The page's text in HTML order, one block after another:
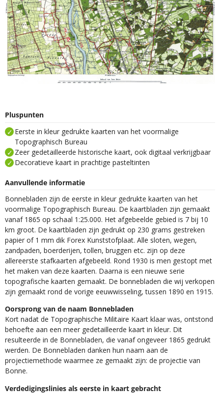
Pluspunten
Eerste in kleur gedrukte kaarten van het voormalige
Topographisch Bureau
Zeer gedetailleerde historische kaart, ook digitaal verkrijgbaar
Decoratieve kaart in prachtige pasteltinten
Aanvullende informatie
Bonnebladen zijn de eerste in kleur gedrukte kaarten van het
voormalige Topographisch Bureau. De kaartbladen zijn gemaakt
vanaf 1865 op schaal 1:25.000. Het afgebeelde gebied is 7 bij 10
km groot. De kaartbladen zijn gedrukt op 230 grams gestreken
papier of 1 mm dik Forex Kunststofplaat. Alle sloten, wegen,
zandpaden, boerderijen, tollen, bruggen etc. zijn op deze
allereerste stafkaarten afgebeeld. Rond 1930 is men gestopt met
het maken van deze kaarten. Daarna is een nieuwe serie
topografische kaarten gemaakt. De bonnebladen die wij verkopen
zijn gemaakt rond de vorige eeuwwisseling, tussen 1890 en 1915.
Oorsprong van de naam Bonnebladen
Kort nadat de Topographische Militaire Kaart klaar was, ontstond
behoefte aan een meer gedetailleerde kaart in kleur. Dit
resulteerde in de Bonnebladen, die vanaf ongeveer 1865 gedrukt
werden. De Bonnebladen danken hun naam aan de
projectiemethode waarmee ze gemaakt zijn: de projectie van
Bonne.
Verdedigingslinies als eerste in kaart gebracht